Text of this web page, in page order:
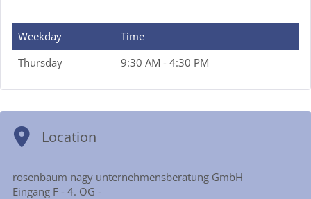
Weekday
Time
Thursday
9:30 AM - 4:30 PM
Location
rosenbaum nagy unternehmensberatung GmbH
Eingang F - 4. OG -